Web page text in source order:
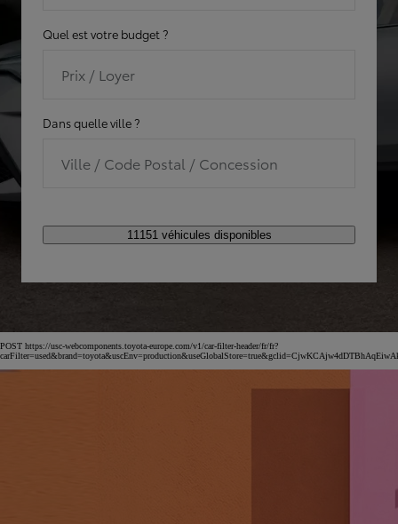
Quel est votre budget ?
Prix / Loyer
Dans quelle ville ?
Ville / Code Postal / Concession
11151 véhicules disponibles
POST https://usc-webcomponents.toyota-europe.com/v1/car-filter-header/fr/fr?